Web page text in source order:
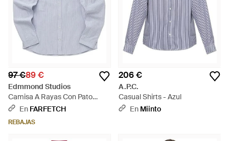
97 €89 €
Edmmond Studios
Camisa A Rayas Con Pato
Bordado - Gris
En FARFETCH
REBAJAS
206 €
A.P.C.
Casual Shirts - Azul
En Miinto